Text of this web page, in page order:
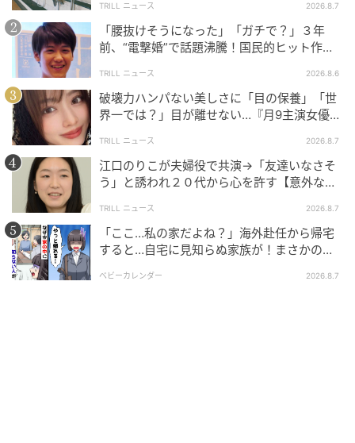
のを心から恐れ、アンドルーやセーラとの関係を断ち
たいと思っている。このところ彼の会社は急成長して
いて、富裕層の投資家もついてきたところだという。
「だから彼は今、仕事のことしか考えていない。ベア
トリスには同情せざるを得ない」と関係者は話す。別
の人物は、出張で物理的な距離ができたことが心の距
離につながっていると話す。
中で拍手」
TRILL ニュース 2026.8.7
「腰抜けそうになった」「ガチで？」３年
前、“電撃婚”で話題沸騰！国民的ヒット作
TRILL ニュース 2026.8.6
破壊力ハンパない美しさに「目の保養」「世
界一では？」目が離せない…『月9主演女優
TRILL ニュース 2026.8.7
江口のりこが夫婦役で共演→「友達いなさそ
う」と誘われ２０代から心を許す【意外な親
TRILL ニュース 2026.8.7
「ここ…私の家だよね？」海外赴任から帰宅
すると…自宅に見知らぬ家族が！まさかの真
ベビーカレンダー 2026.8.7